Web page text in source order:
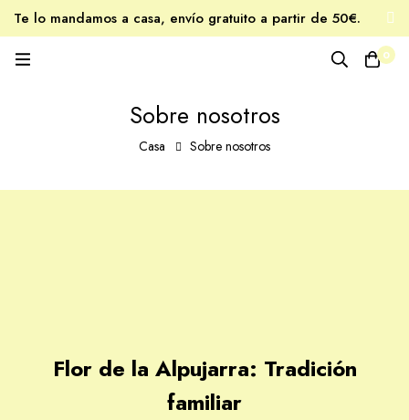
Te lo mandamos a casa, envío gratuito a partir de 50€.
Tu miel favorita, estés donde estés.
0
Sobre nosotros
Casa Sobre nosotros
Flor de la Alpujarra: Tradición
familiar